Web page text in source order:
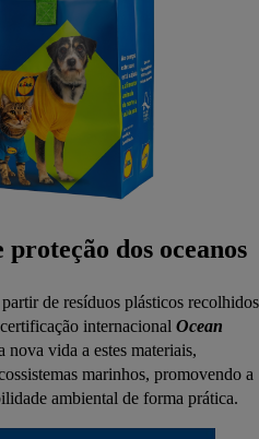
dos oceanos
de resíduos plásticos recolhidos
internacional Ocean
nova vida a estes materiais,
marinhos, promovendo a
ambiental de forma prática.